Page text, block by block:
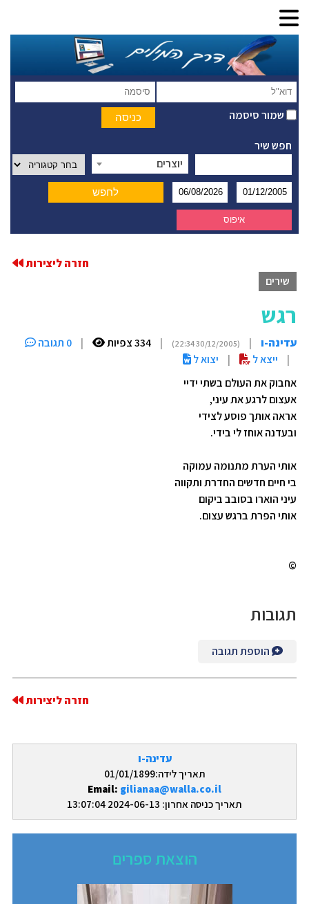
שמור סיסמה
חפש שיר
יוצרים
עדינה-ו
תאריך לידה:01/01/1899
Email: gilianaa@walla.co.il
תאריך כניסה אחרון: 2024-06-13 13:07:04
הוצאת ספרים
חזרה ליצירות
שירים
רגש
עדינה-ו |
(30/12/2005 22:34)
| 334 צפיות |
0 תגובה
|
ייצא ל |
יצוא ל
אחבוק את העולם בשתי ידיי
אעצום לרגע את עיני,
אראה אותך פוסע לצידי
ובעדנה אוחז לי בידי.
אותי הערת מתנומה עמוקה
בי חיים חדשים החדרת ותקווה
עיני הוארו בסובב ביקום
אותי הפרת ברגש עצום.
©
תגובות
הוספת תגובה
חזרה ליצירות